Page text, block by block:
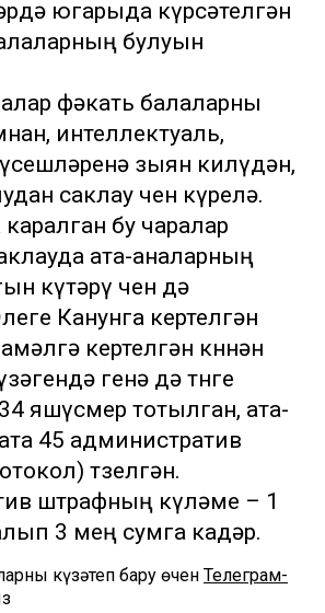
югарыда күрсәтелгән
булуын
фәкать балаларны
интеллектуаль,
зыян килүдән,
саклау өчен күрелә.
бу чаралар
ата-аналарның
күтәрү өчен дә
Канунга кертелгән
кертелгән көннән
генә дә төнге
яшүсмер тотылган, ата-
45 административ
төзелгән.
штрафның күләме – 1
3 мең сумга кадәр.
күзәтеп бару өчен Телеграм-